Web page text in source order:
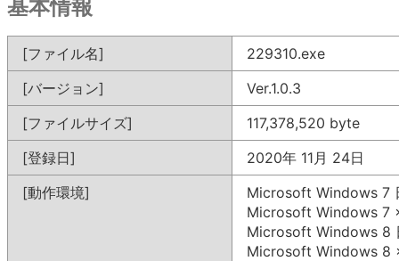
基本情報
[ファイル名]
229310.exe
[バージョン]
Ver.1.0.3
[ファイルサイズ]
117,378,520 byte
[登録日]
2020年 11月 24日
[動作環境]
Microsoft Windows 7
Microsoft Windows 7
Microsoft Windows 8
Microsoft Windows 8